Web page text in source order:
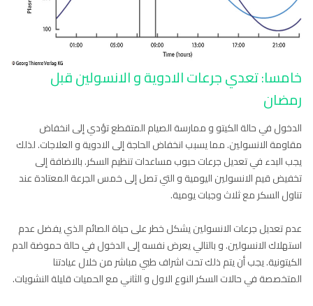
خامسا: تعدي جرعات الادوية و الانسولين قبل
رمضان
الدخول في حالة الكيتو و ممارسة الصيام المتقطع تؤدي إلى انخفاض
مقاومة الانسولين. مما يسبب انخفاض الحاجة إلى الادوية و العلاجات. لذلك
يجب البدء في تعديل جرعات حبوب مساعدات تنظيم السكر. بالاضافة إلى
تخفيض قيم الانسولين اليومية و التي تصل إلى خمس الجرعة المعتادة عند
تناول السكر مع ثلاث وجبات يومية.
عدم تعديل جرعات الانسولين يشكل خطر على حياة الصائم الذي يفضل عدم
استهلاك الانسولين. و بالتالي يعرض نفسه إلى الدخول في حالة حموضة الدم
الكيتونية. يجب أن يتم ذلك تحت اشراف طبي مباشر من خلال عيادتنا
المتخصصة في حالات السكر النوع الاول و الثاني مع الحميات قليلة النشويات.